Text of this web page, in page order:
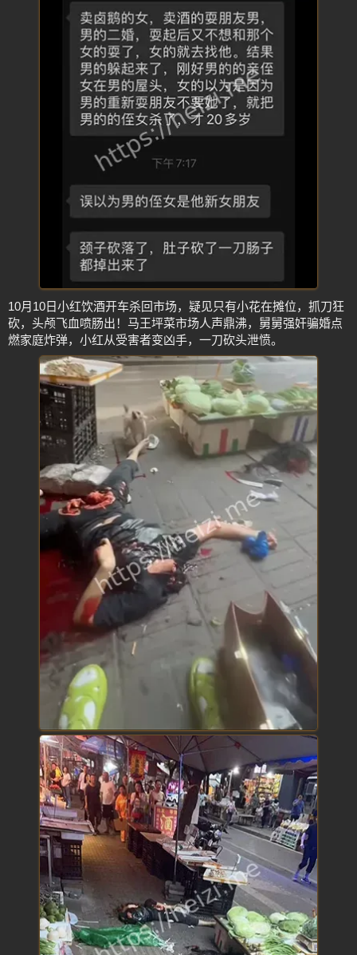
10月10日小红饮酒开车杀回市场，疑见只有小花在摊位，抓刀狂
砍，头颅飞血喷肠出！马王坪菜市场人声鼎沸，舅舅强奸骗婚点
燃家庭炸弹，小红从受害者变凶手，一刀砍头泄愤。